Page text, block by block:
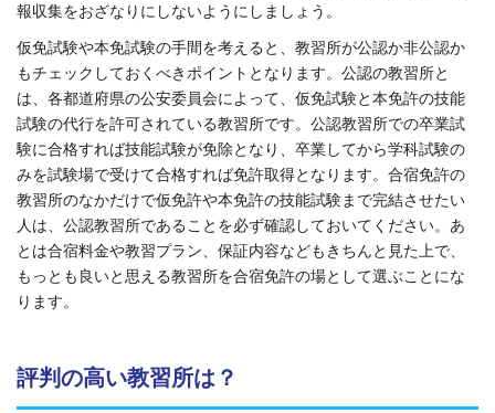
報収集をおざなりにしないようにしましょう。
仮免試験や本免試験の手間を考えると、教習所が公認か非公認か
もチェックしておくべきポイントとなります。公認の教習所と
は、各都道府県の公安委員会によって、仮免試験と本免許の技能
試験の代行を許可されている教習所です。公認教習所での卒業試
験に合格すれば技能試験が免除となり、卒業してから学科試験の
みを試験場で受けて合格すれば免許取得となります。合宿免許の
教習所のなかだけで仮免許や本免許の技能試験まで完結させたい
人は、公認教習所であることを必ず確認しておいてください。あ
とは合宿料金や教習プラン、保証内容などもきちんと見た上で、
もっとも良いと思える教習所を合宿免許の場として選ぶことにな
ります。
評判の高い教習所は？